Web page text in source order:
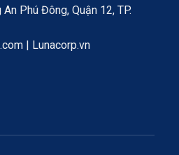
Phú Đông, Quận 12, TP.
| Lunacorp.vn